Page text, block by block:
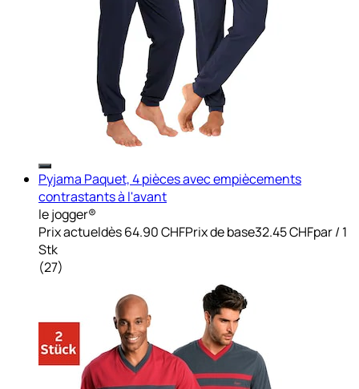
Pyjama Paquet, 4 pièces avec empiècements
contrastants à l'avant
le jogger®
Prix actueldès64.90 CHFPrix de base32.45 CHFpar/ 1
Stk
(27)